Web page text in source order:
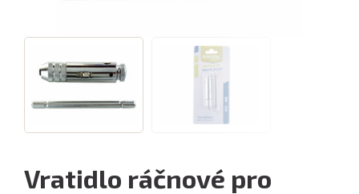
Vratidlo ráčnové pro